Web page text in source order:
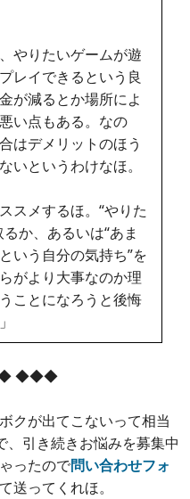
やりたいゲームが遊
レイできるという良
が減るとか場所によ
い点もある。なの
はデメリットのほう
いというわけなほ。
スメするほ。“やりた
か、あるいは“あま
いう自分の気持ち”を
がより大事なのか理
ことになろうと後悔
◆◆◆
クが出てこないって相当
引き続きお悩みを募集中
ったので問い合わせフォ
送ってくれほ。